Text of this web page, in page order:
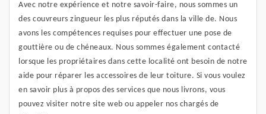
Avec notre expérience et notre savoir-faire, nous sommes un
des couvreurs zingueur les plus réputés dans la ville de. Nous
avons les compétences requises pour effectuer une pose de
gouttière ou de chéneaux. Nous sommes également contacté
lorsque les propriétaires dans cette localité ont besoin de notre
aide pour réparer les accessoires de leur toiture. Si vous voulez
en savoir plus à propos des services que nous livrons, vous
pouvez visiter notre site web ou appeler nos chargés de